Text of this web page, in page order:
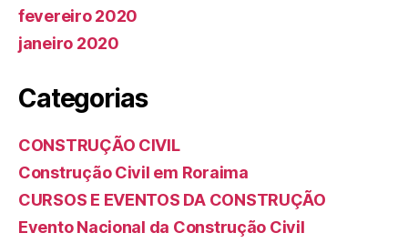
fevereiro 2020
janeiro 2020
Categorias
CONSTRUÇÃO CIVIL
Construção Civil em Roraima
CURSOS E EVENTOS DA CONSTRUÇÃO
Evento Nacional da Construção Civil